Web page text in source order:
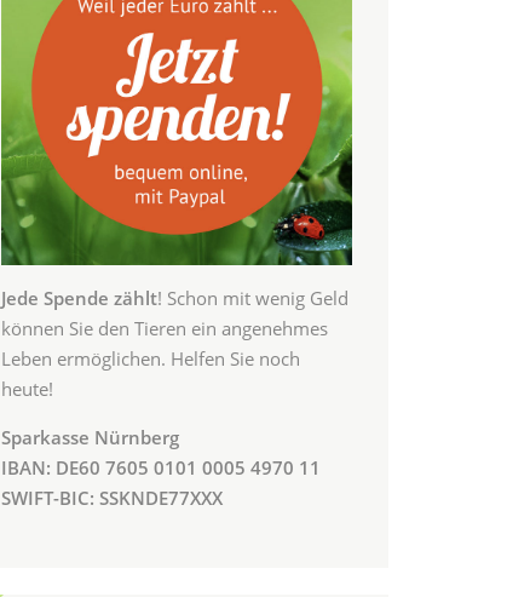
Jede Spende zählt! Schon mit wenig Geld
können Sie den Tieren ein angenehmes
Leben ermöglichen. Helfen Sie noch
heute!
Sparkasse Nürnberg
IBAN: DE60 7605 0101 0005 4970 11
SWIFT-BIC: SSKNDE77XXX